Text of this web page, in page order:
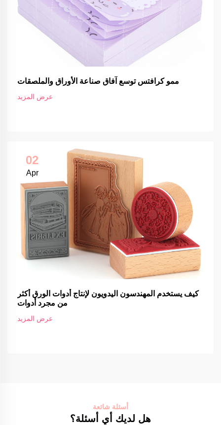
ممو كرافتس توسع آفاق صناعة الأوراق والملصقات
عرض المزيد
02
Apr
كيف يستخدم المهندسون اليدويون لإنتاج أدوات الورق أكثر
من مجرد أدوات
عرض المزيد
أسئلة شائعة
هل لديك أي أسئلة؟